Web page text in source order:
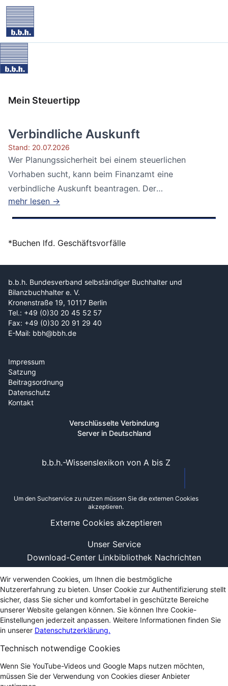
Mein Steuertipp
Verbindliche Auskunft
Stand: 20.07.2026
Wer Planungssicherheit bei einem steuerlichen
Vorhaben sucht, kann beim Finanzamt eine
verbindliche Auskunft beantragen. Der
Bundesfinanzhof...
mehr lesen →
*Buchen lfd. Geschäftsvorfälle
b.b.h. Bundesverband selbständiger Buchhalter und
Bilanzbuchhalter e. V.
Kronenstraße 19, 10117 Berlin
Tel.: +49 (0)30 20 45 52 57
Fax: +49 (0)30 20 91 29 40
E-Mail: bbh@bbh.de
Impressum
Satzung
Beitragsordnung
Datenschutz
Kontakt
Verschlüsselte Verbindung
Server in Deutschland
Unser Service
Download-Center Linkbibliothek Nachrichten
b.b.h.-Wissenslexikon von A bis Z
Um den Suchservice zu nutzen müssen Sie die externen Cookies
akzeptieren.
Externe Cookies akzeptieren
Wir verwenden Cookies, um Ihnen die bestmögliche
Nutzererfahrung zu bieten. Unser Cookie zur Authentifizierung stellt
sicher, dass Sie sicher und komfortabel in geschützte Bereiche
unserer Website gelangen können. Sie können Ihre Cookie-
Einstellungen jederzeit anpassen. Weitere Informationen finden Sie
in unserer Datenschutzerklärung.
Technisch notwendige Cookies
Wenn Sie YouTube-Videos und Google Maps nutzen möchten,
müssen Sie der Verwendung von Cookies dieser Anbieter